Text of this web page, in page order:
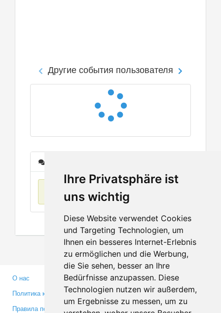
Ihre Privatsphäre ist
uns wichtig
Diese Website verwendet Cookies
und Targeting Technologien, um
Ihnen ein besseres Internet-Erlebnis
zu ermöglichen und die Werbung,
die Sie sehen, besser an Ihre
Bedürfnisse anzupassen. Diese
Technologien nutzen wir außerdem,
um Ergebnisse zu messen, um zu
Другие события пользователя
О нас
Политика конфиденциальности
Правила пользования
Партнерам
Инвесторам